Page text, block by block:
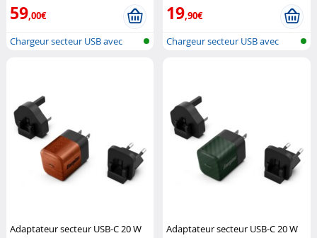
59,00€
Chargeur secteur USB avec
19,90€
Chargeur secteur USB avec
Adaptateur secteur USB-C 20 W
Adaptateur secteur USB-C 20 W